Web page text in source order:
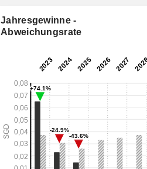
Jahresgewinne -
Abweichungsrate